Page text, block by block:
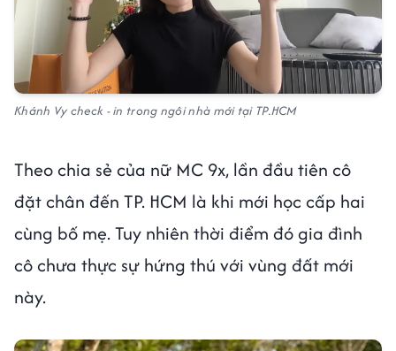
Khánh Vy check - in trong ngôi nhà mới tại TP.HCM
Theo chia sẻ của nữ MC 9x, lần đầu tiên cô
đặt chân đến TP. HCM là khi mới học cấp hai
cùng bố mẹ. Tuy nhiên thời điểm đó gia đình
cô chưa thực sự hứng thú với vùng đất mới
này.